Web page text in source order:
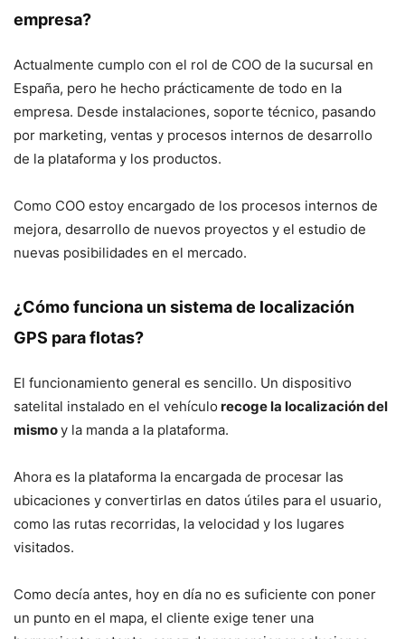
empresa?
Actualmente cumplo con el rol de COO de la sucursal en
España, pero he hecho prácticamente de todo en la
empresa. Desde instalaciones, soporte técnico, pasando
por marketing, ventas y procesos internos de desarrollo
de la plataforma y los productos.
Como COO estoy encargado de los procesos internos de
mejora, desarrollo de nuevos proyectos y el estudio de
nuevas posibilidades en el mercado.
¿Cómo funciona un sistema de localización
GPS para flotas?
El funcionamiento general es sencillo. Un dispositivo
satelital instalado en el vehículo recoge la localización del
mismoy la manda a la plataforma.
Ahora es la plataforma la encargada de procesar las
ubicaciones y convertirlas en datos útiles para el usuario,
como las rutas recorridas, la velocidad y los lugares
visitados.
Como decía antes, hoy en día no es suficiente con poner
un punto en el mapa, el cliente exige tener una